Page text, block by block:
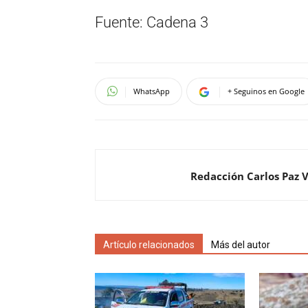
Fuente: Cadena 3
WhatsApp + Seguinos en Google
Redacción Carlos Paz
Artículo relacionados Más del autor